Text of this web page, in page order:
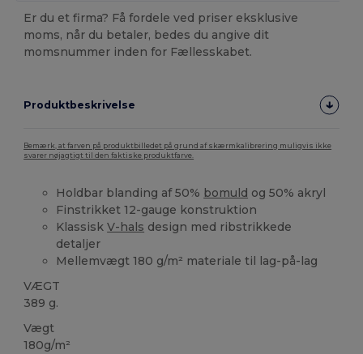
Er du et firma? Få fordele ved priser eksklusive
moms, når du betaler, bedes du angive dit
momsnummer inden for Fællesskabet.
Produktbeskrivelse
Bemærk, at farven på produktbilledet på grund af skærmkalibrering muligvis ikke
svarer nøjagtigt til den faktiske produktfarve.
Holdbar blanding af 50% bomuld og 50% akryl
Finstrikket 12-gauge konstruktion
KlassiskV-hals design med ribstrikkede
detaljer
Mellemvægt 180 g/m² materiale til lag-på-lag
VÆGT
389 g.
Vægt
180g/m²